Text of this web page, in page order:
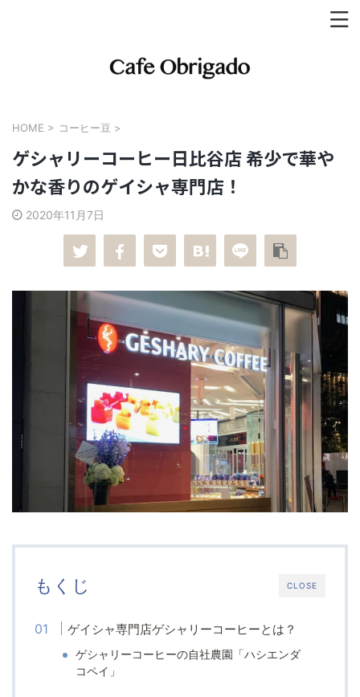
HOME > コーヒー豆 >
ゲシャリーコーヒー日比谷店 希少で華や
かな香りのゲイシャ専門店！
2020年11月7日
CLOSE
もくじ
ゲイシャ専門店ゲシャリーコーヒーとは？
ゲシャリーコーヒーの自社農園「ハシエンダ
コペイ」